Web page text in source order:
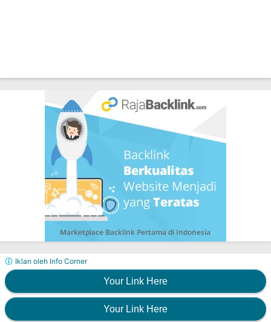
Your Link Here
Your Link Here
Iklan oleh Info Corner